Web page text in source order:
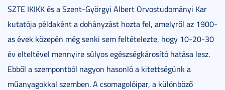
SZTE IKIKK és a Szent-Györgyi Albert Orvostudományi Kar
kutatója példaként a dohányzást hozta fel, amelyről az 1900-
as évek közepén még senki sem feltételezte, hogy 10-20-30
év elteltével mennyire súlyos egészségkárosító hatása lesz.
Ebből a szempontból nagyon hasonló a kitettségünk a
műanyagokkal szemben. A csomagolóipar, a különböző